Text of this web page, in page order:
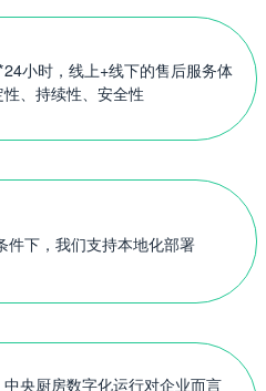
小时，线上+线下的售后服务体
、持续性、安全性
件下，我们支持本地化部署
央厨房数字化运行对企业而言